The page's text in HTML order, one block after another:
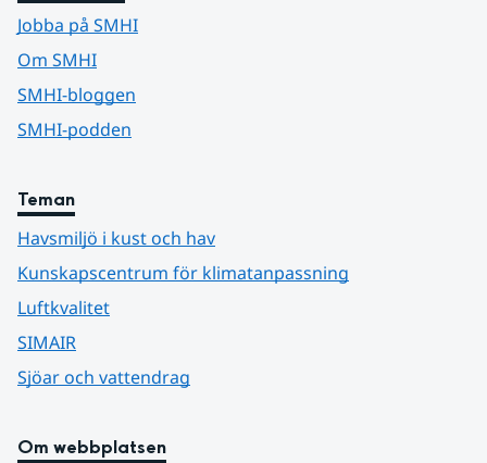
Jobba på SMHI
Om SMHI
SMHI-bloggen
SMHI-podden
Teman
Havsmiljö i kust och hav
Kunskapscentrum för klimatanpassning
Luftkvalitet
SIMAIR
Sjöar och vattendrag
Om webbplatsen